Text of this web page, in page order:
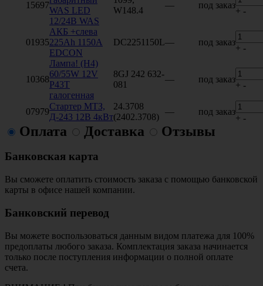
15697
WAS LED
12/24В WAS
W148.4
— под заказ
+ -
01935
АКБ +слева
225Ah 1150A
EDCON
DC2251150L— под заказ
+ -
10368
Лампа! (H4)
60/55W 12V
P43T
галогенная
8GJ 242 632-
081
— под заказ
+ -
07979
Стартер МТЗ,
Д-243 12В 4кВт
24.3708
(2402.3708)
— под заказ
+ -
Оплата Доставка Отзывы
Банковская карта
Вы сможете оплатить стоимость заказа с помощью банковской
карты в офисе нашей компании.
Банковский перевод
Вы можете воспользоваться данным видом платежа для 100%
предоплаты любого заказа. Комплектация заказа начинается
только после поступления информации о полной оплате
счета.